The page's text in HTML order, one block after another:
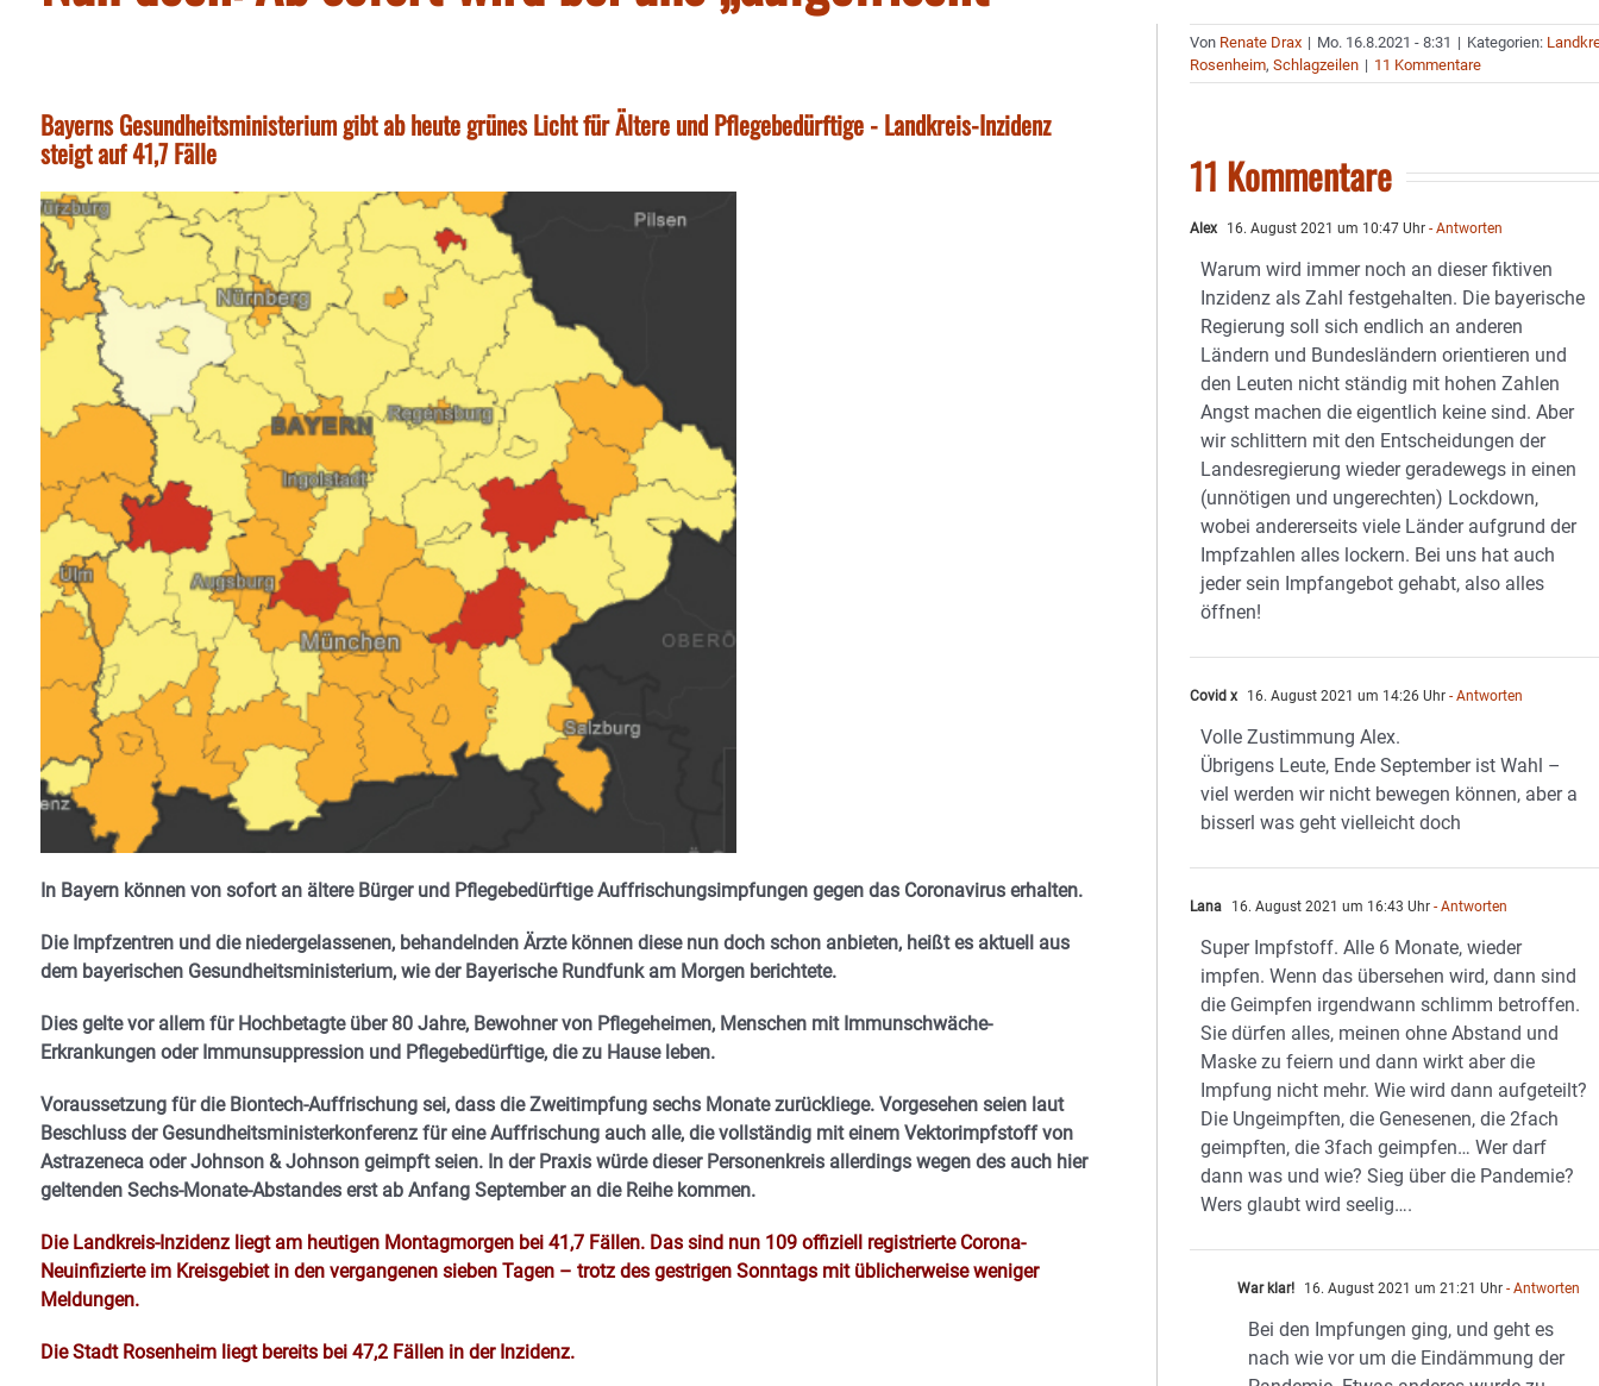
Bayerns Gesundheitsministerium gibt ab heute grünes Licht für Ältere und Pflegebedürftige - Landkreis-Inzidenz
steigt auf 41,7 Fälle
In Bayern können von sofort an ältere Bürger und Pflegebedürftige Auffrischungsimpfungen gegen das Coronavirus erhalten.
Die Impfzentren und die niedergelassenen, behandelnden Ärzte können diese nun doch schon anbieten, heißt es aktuell aus
dem bayerischen Gesundheitsministerium, wie der Bayerische Rundfunk am Morgen berichtete.
Dies gelte vor allem für Hochbetagte über 80 Jahre, Bewohner von Pflegeheimen, Menschen mit Immunschwäche-
Erkrankungen oder Immunsuppression und Pflegebedürftige, die zu Hause leben.
Voraussetzung für die Biontech-Auffrischung sei, dass die Zweitimpfung sechs Monate zurückliege. Vorgesehen seien laut
Beschluss der Gesundheitsministerkonferenz für eine Auffrischung auch alle, die vollständig mit einem Vektorimpfstoff von
Astrazeneca oder Johnson & Johnson geimpft seien. In der Praxis würde dieser Personenkreis allerdings wegen des auch hier
geltenden Sechs-Monate-Abstandes erst ab Anfang September an die Reihe kommen.
Die Landkreis-Inzidenz liegt am heutigen Montagmorgen bei 41,7 Fällen. Das sind nun 109 offiziell registrierte Corona-
Neuinfizierte im Kreisgebiet in den vergangenen sieben Tagen – trotz des gestrigen Sonntags mit üblicherweise weniger
Meldungen.
Die Stadt Rosenheim liegt bereits bei 47,2 Fällen in der Inzidenz.
Von Renate Drax | Mo. 16.8.2021 - 8:31 | Kategorien:
Rosenheim,Schlagzeilen | 11 Kommentare
11 Kommentare
Alex 16. August 2021 um 10:47 Uhr - Antworten
Warum wird immer noch an dieser fiktiven
Inzidenz als Zahl festgehalten. Die bayerische
Regierung soll sich endlich an anderen
Ländern und Bundesländern orientieren und
den Leuten nicht ständig mit hohen Zahlen
Angst machen die eigentlich keine sind. Aber
wir schlittern mit den Entscheidungen der
Landesregierung wieder geradewegs in einen
(unnötigen und ungerechten) Lockdown,
wobei andererseits viele Länder aufgrund der
Impfzahlen alles lockern. Bei uns hat auch
jeder sein Impfangebot gehabt, also alles
öffnen!
Covid x 16. August 2021 um 14:26 Uhr - Antworten
Volle Zustimmung Alex.
Übrigens Leute, Ende September ist Wahl –
viel werden wir nicht bewegen können, aber a
bisserl was geht vielleicht doch
Lana 16. August 2021 um 16:43 Uhr - Antworten
Super Impfstoff. Alle 6 Monate, wieder
impfen. Wenn das übersehen wird, dann sind
die Geimpfen irgendwann schlimm betroffen.
Sie dürfen alles, meinen ohne Abstand und
Maske zu feiern und dann wirkt aber die
Impfung nicht mehr. Wie wird dann aufgeteilt?
Die Ungeimpften, die Genesenen, die 2fach
geimpften, die 3fach geimpfen… Wer darf
dann was und wie? Sieg über die Pandemie?
Wers glaubt wird seelig….
War klar! 16. August 2021 um 21:21 Uhr - Antworten
Bei den Impfungen ging, und geht es
nach wie vor um die Eindämmung der